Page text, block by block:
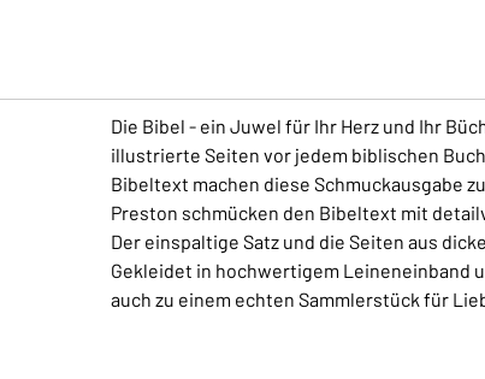
Die Bibel - ein Juwel für Ihr Herz und Ihr
illustrierte Seiten vor jedem biblischen
Bibeltext machen diese Schmuckausgabe
Preston schmücken den Bibeltext mit
Der einspaltige Satz und die Seiten aus
Gekleidet in hochwertigem Leineneinband
auch zu einem echten Sammlerstück für